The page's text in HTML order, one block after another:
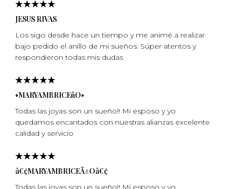
JESUS RIVAS
Los sigo desde hace un tiempo y me animé a realizar
bajo pedido el anillo de mi sueños. Súper atentos y
respondieron todas mis dudas
•MARYAMBRICEñO•
Todas las joyas son un sueño!! Mi esposo y yo
quedamos encantados con nuestras alianzas excelente
calidad y servicio
â€¢MARYAMBRICEÃ±Oâ€¢
Todas las joyas son un sueño!! Mi esposo y yo